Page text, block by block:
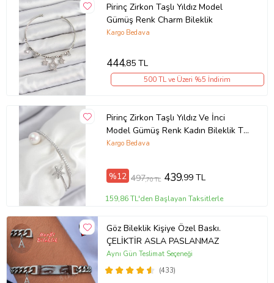
Pirinç Zirkon Taşlı Yıldız Model
Gümüş Renk Charm Bileklik
Kargo Bedava
444,85 TL
500 TL ve Üzeri %5 İndirim
Pirinç Zirkon Taşlı Yıldız Ve İnci
Model Gümüş Renk Kadın Bileklik TJ-
BB7884
Kargo Bedava
%12 497,70 TL 439,99 TL
159,86 TL'den Başlayan Taksitlerle
Göz Bileklik Kişiye Özel Baskı.
ÇELİKTİR ASLA PASLANMAZ
(433)
Aynı Gün Teslimat Seçeneği